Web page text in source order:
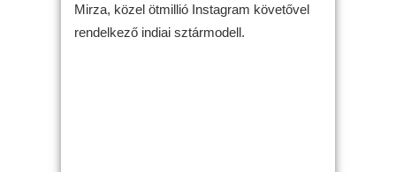
Mirza, közel ötmillió Instagram követővel
rendelkező indiai sztármodell.